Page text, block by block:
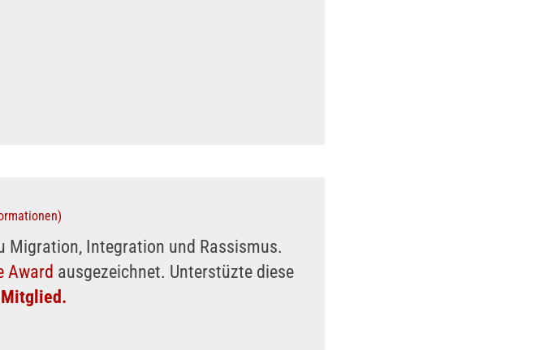
Integration und Rassismus.
Award ausgezeichnet. Unterstüzte diese